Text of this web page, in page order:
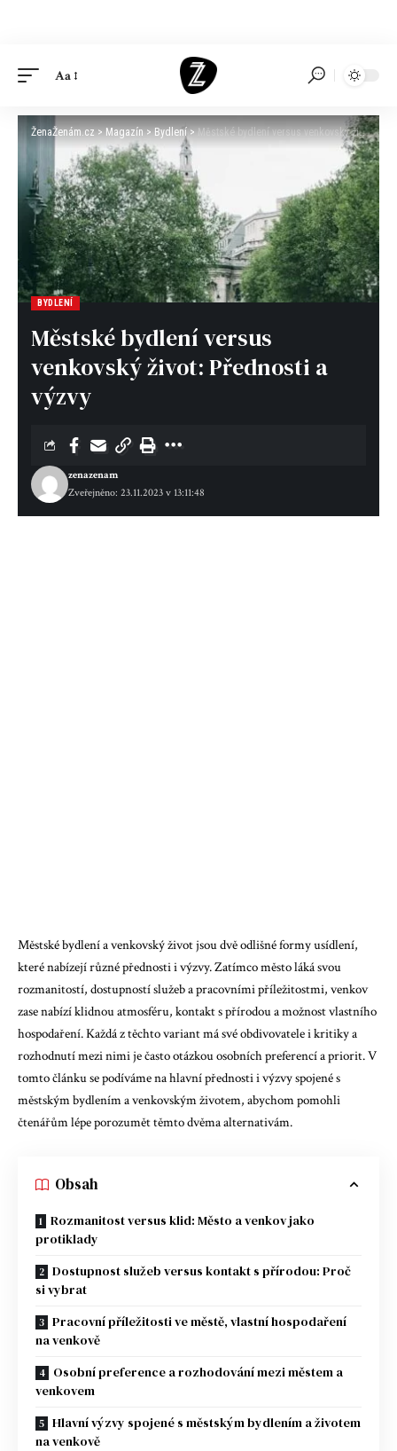
Aa
ŽenaŽenám.cz>Magazín>Bydlení>Městské bydlení versus venkovský život: Přednosti a výzvy
BYDLENÍ
Městské bydlení versus
venkovský život: Přednosti a
výzvy
Zveřejněno: 23.11.2023 v 13:11:48
zenazenam
Městské bydlení a venkovský život jsou dvě odlišné formy usídlení,
které nabízejí různé přednosti i výzvy. Zatímco město láká svou
rozmanitostí, dostupností služeb a pracovními příležitostmi, venkov
zase nabízí klidnou atmosféru, kontakt s přírodou a možnost vlastního
hospodaření. Každá z těchto variant má své obdivovatele i kritiky a
rozhodnutí mezi nimi je často otázkou osobních preferencí a priorit. V
tomto článku se podíváme na hlavní přednosti i výzvy spojené s
městským bydlením a venkovským životem, abychom pomohli
čtenářům lépe porozumět těmto dvěma alternativám.
Obsah
Rozmanitost versus klid: Město a venkov jako
protiklady
Dostupnost služeb versus kontakt s přírodou: Proč
si vybrat
Pracovní příležitosti ve městě, vlastní hospodaření
na venkově
Osobní preference a rozhodování mezi městem a
venkovem
Hlavní výzvy spojené s městským bydlením a životem
na venkově